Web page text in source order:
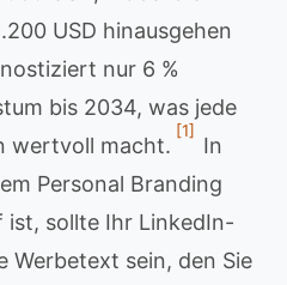
USD hinausgehen
nur 6 %
bis 2034, was jede
wertvoll macht.
[1]
In
Personal Branding
ist, sollte Ihr LinkedIn-
Werbetext sein, den Sie